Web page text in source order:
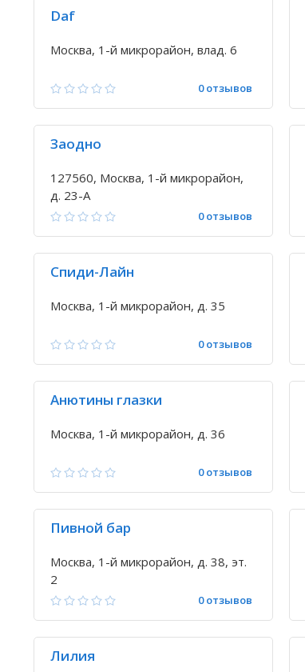
Daf
Москва, 1-й микрорайон, влад. 6
0 отзывов
Заодно
127560, Москва, 1-й микрорайон,
д. 23-А
0 отзывов
Спиди-Лайн
Москва, 1-й микрорайон, д. 35
0 отзывов
Анютины глазки
Москва, 1-й микрорайон, д. 36
0 отзывов
Пивной бар
Москва, 1-й микрорайон, д. 38, эт.
2
0 отзывов
Лилия